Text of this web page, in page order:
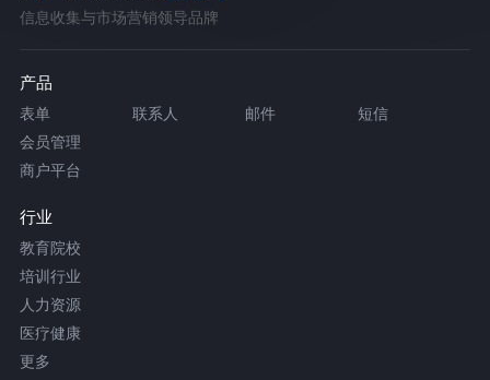
信息收集与市场营销领导品牌
产品
表单 联系人 邮件
短信
会员管理
商户平台
行业
教育院校
培训行业
人力资源
医疗健康
更多